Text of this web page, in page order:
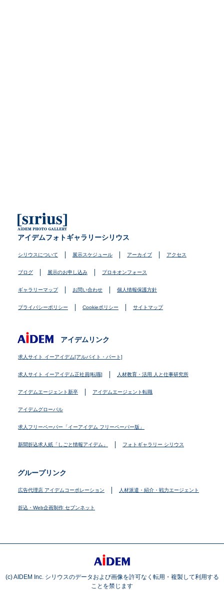
アイデムフォトギャラリーシリウス
シリウスについて 展示スケジュール アーカイブ アクセス
ブログ 展示のお申し込み プロキオンフォース
ギャラリーマップ お問い合わせ 個人情報保護方針
プライバシーポリシー Cookieポリシー サイトマップ
アイデムリンク
求人サイト イーアイデム[アルバイト・パート]
求人サイト イーアイデム正社員[転職] 人材教育・活用 人と仕事研究所
アイデムエージェント新卒 アイデムエージェント転職
アイデムグローバル
求人フリーペーパー「イーアイデム フリーペーパー版」
新聞折込求人紙「しごと情報アイデム」 フォトギャラリー シリウス
グループリンク
広告代理店 アイデムコーポレーション 人材派遣・紹介・戦力エージェント
折込・Web企画制作 セブンネット
(c) AIDEM Inc. シリウスのデータおよび画像を許可なく転用・複製して利用する
ことを禁じます